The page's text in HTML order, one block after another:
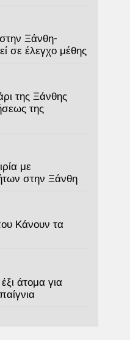
Ξάνθη-
σε έλεγχο μέθης
της Ξάνθης
της
με
στην Ξάνθη
Κάνουν τα
άτομα για